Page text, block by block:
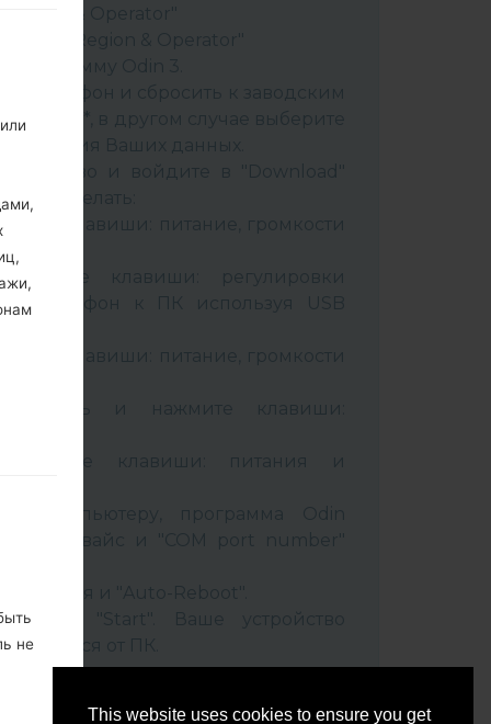
This website uses cookies to ensure you get
телефон и сбросить к заводским
_ ***, в другом случае выберите
и войдите в "Download"
это сделать:
клавиши: питание, громкости
клавиши: регулировки
телефон к ПК используя USB
клавиши: питание, громкости
кабель и нажмите клавиши:
Ваш девайс и "COM port number"
время и "Auto-Reboot".
"Start". Ваше устройство
от ПК.
не
не